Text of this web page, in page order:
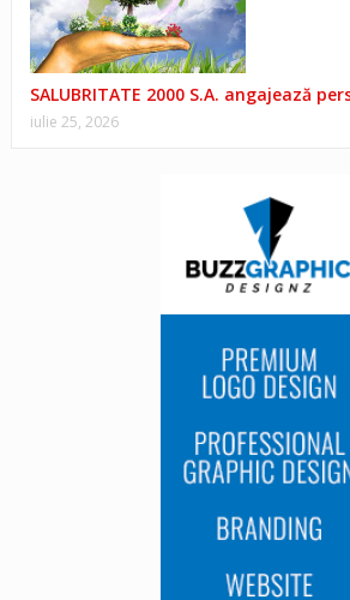
SALUBRITATE 2000 S.A. angajează
iulie 25, 2026